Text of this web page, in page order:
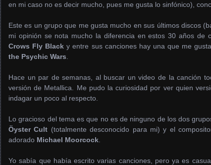
en mi caso no es decir mucho, pues me gusta lo sinfónico),
Este es un grupo que me gusta mucho en sus últimos discos
mi opinión se nota mucho la diferencia en estos 30 años de
Crows Fly Black y entre sus canciones hay una que me
the Psychic Wars
Hace un par de semanas, al buscar un video de la canción
versión de Metallica. Me pudo la curiosidad por ver quien
indagar un poco al respecto.
Lo gracioso del tema es que no es de ninguno de los dos
Öyster Cult (totalmente desconocido para mi) y el
adorado Michael Moorcock
Yo sabía que había escrito varias canciones, pero ya es